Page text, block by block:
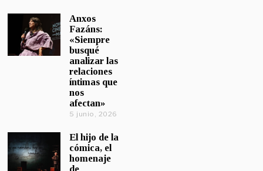
Anxos
Fazáns:
«Siempre
busqué
analizar las
relaciones
íntimas que
nos
afectan»
5 junio, 2026
El hijo de la
cómica, el
homenaje